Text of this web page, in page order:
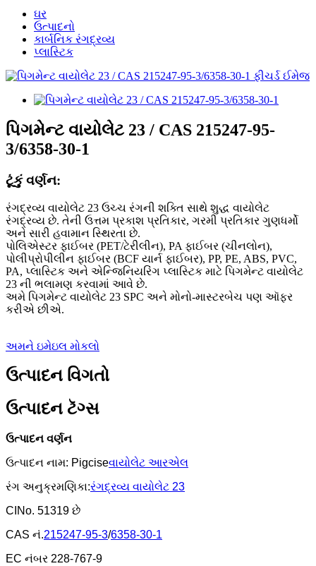
ઘર
ઉત્પાદનો
કાર્બનિક રંગદ્રવ્ય
પ્લાસ્ટિક
પિગમેન્ટ વાયોલેટ 23 / CAS 215247-95-
3/6358-30-1
ટૂંકું વર્ણન:
રંગદ્રવ્ય વાયોલેટ 23 ઉચ્ચ રંગની શક્તિ સાથે શુદ્ધ વાયોલેટ
રંગદ્રવ્ય છે. તેની ઉત્તમ પ્રકાશ પ્રતિકાર, ગરમી પ્રતિકાર ગુણધર્મો
અને સારી હવામાન સ્થિરતા છે.
પોલિએસ્ટર ફાઈબર (PET/ટેરીલીન), PA ફાઈબર (ચીનલોન),
પોલીપ્રોપીલીન ફાઈબર (BCF યાર્ન ફાઈબર), PP, PE, ABS, PVC,
PA, પ્લાસ્ટિક અને એન્જિનિયરિંગ પ્લાસ્ટિક માટે પિગમેન્ટ વાયોલેટ
23 ની ભલામણ કરવામાં આવે છે.
અમે પિગમેન્ટ વાયોલેટ 23 SPC અને મોનો-માસ્ટરબેચ પણ ઑફર
કરીએ છીએ.
અમને ઇમેઇલ મોકલો
ઉત્પાદન વિગતો
ઉત્પાદન ટૅગ્સ
ઉત્પાદન વર્ણન
ઉત્પાદન નામ: Pigciseવાયોલેટ આરએલ
રંગ અનુક્રમણિકા:રંગદ્રવ્ય વાયોલેટ 23
CINo. 51319 છે
CAS નં.215247-95-3/6358-30-1
EC નંબર 228-767-9